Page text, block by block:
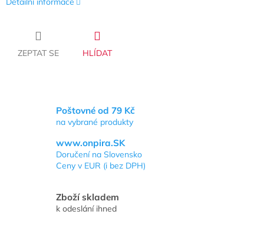
ZEPTAT SE HLÍDAT
Poštovné od 79 Kč
na vybrané produkty
www.onpira.SK
Doručení na Slovensko
Ceny v EUR (i bez DPH)
Zboží skladem
k odeslání ihned